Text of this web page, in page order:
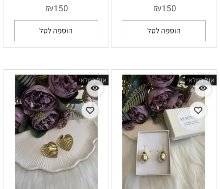
₪150
הוספה לסל
₪150
הוספה לסל
אזל במלאי אזל במלאי